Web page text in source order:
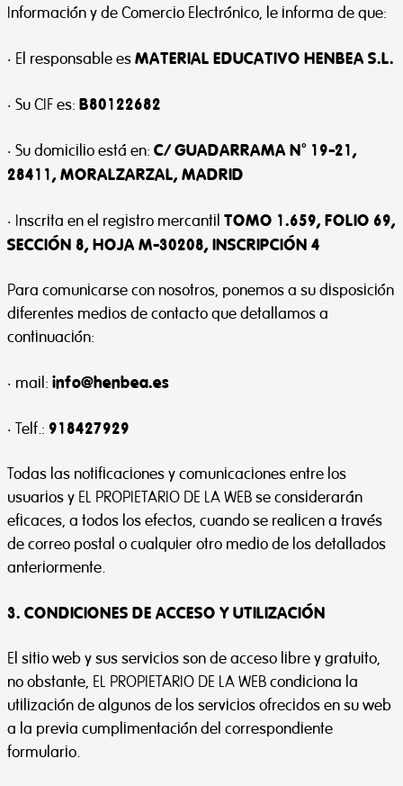
Información y de Comercio Electrónico, le informa de que:
· El responsable esMATERIAL EDUCATIVO HENBEA S.L.
· Su CIF es: B80122682
· Su domicilio está en: C/ GUADARRAMA Nº 19-21,
28411, MORALZARZAL, MADRID
· Inscrita en el registro mercantil TOMO 1.659, FOLIO 69,
SECCIÓN 8, HOJA M-30208, INSCRIPCIÓN 4
Para comunicarse con nosotros, ponemos a su disposición
diferentes medios de contacto que detallamos a
continuación:
· mail: info@henbea.es
· Telf.: 918427929
Todas las notificaciones y comunicaciones entre los
usuarios y EL PROPIETARIO DE LA WEB se considerarán
eficaces, a todos los efectos, cuando se realicen a través
de correo postal o cualquier otro medio de los detallados
anteriormente.
3. CONDICIONES DE ACCESO Y UTILIZACIÓN
El sitio web y sus servicios son de acceso libre y gratuito,
no obstante, EL PROPIETARIO DE LA WEB condiciona la
utilización de algunos de los servicios ofrecidos en su web
a la previa cumplimentación del correspondiente
formulario.